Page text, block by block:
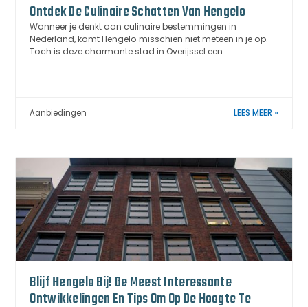
Ontdek De Culinaire Schatten Van Hengelo
Wanneer je denkt aan culinaire bestemmingen in
Nederland, komt Hengelo misschien niet meteen in je op.
Toch is deze charmante stad in Overijssel een
Aanbiedingen LEES MEER »
Blijf Hengelo Bij! De Meest Interessante
Ontwikkelingen En Tips Om Op De Hoogte Te